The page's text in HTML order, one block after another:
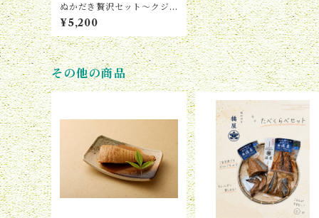
ぬかだき贅沢セット〜クジ
ラ入り〜
¥5,200
その他の商品